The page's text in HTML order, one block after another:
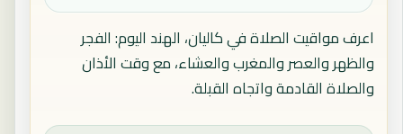
اعرف مواقيت الصلاة في كاليان، الهند اليوم: الفجر
والظهر والعصر والمغرب والعشاء، مع وقت الأذان
والصلاة القادمة واتجاه القبلة.